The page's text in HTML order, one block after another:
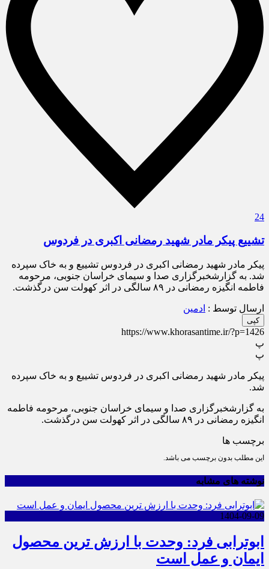
24
تشییع پیکر مادر شهید رمضانی اکبری در فردوس
پیکر مادر شهید رمضانی اکبری در فردوس تشییع و به خاک سپرده
شد. به گزارشخبرگزاری صدا و سیمای خراسان جنوبی، مرحومه
فاطمه انگیزه رمضانی در ۸۹ سالگی در اثر کهولت سن درگذشت.
ارسال توسط : ادمین
کپی
https://www.khorasantime.ir/?p=1426
پ
پ
پیکر مادر شهید رمضانی اکبری در فردوس تشییع و به خاک سپرده
شد.
به گزارشخبرگزاری صدا و سیمای خراسان جنوبی، مرحومه فاطمه
انگیزه رمضانی در ۸۹ سالگی در اثر کهولت سن درگذشت.
برچسب ها
این مطلب بدون برچسب می باشد.
نوشته های مشابه
1404-09-09
ابوترابی فرد: وحدت با ارزش ترین محصول
ایمان و عمل است